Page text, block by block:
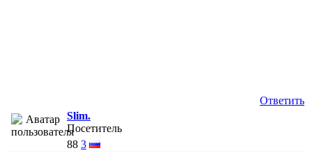
Ответить
Slim.
Посетитель
88 3